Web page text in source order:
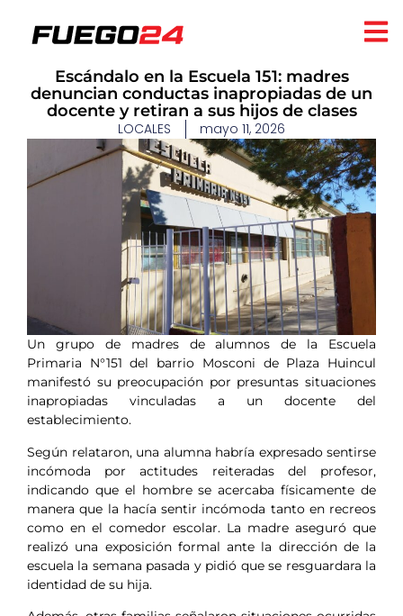
Escándalo en la Escuela 151: madres
denuncian conductas inapropiadas de un
docente y retiran a sus hijos de clases
LOCALES mayo 11, 2026
Un grupo de madres de alumnos de la Escuela
Primaria N°151 del barrio Mosconi de Plaza Huincul
manifestó su preocupación por presuntas situaciones
inapropiadas vinculadas a un docente del
establecimiento.
Según relataron, una alumna habría expresado sentirse
incómoda por actitudes reiteradas del profesor,
indicando que el hombre se acercaba físicamente de
manera que la hacía sentir incómoda tanto en recreos
como en el comedor escolar. La madre aseguró que
realizó una exposición formal ante la dirección de la
escuela la semana pasada y pidió que se resguardara la
identidad de su hija.